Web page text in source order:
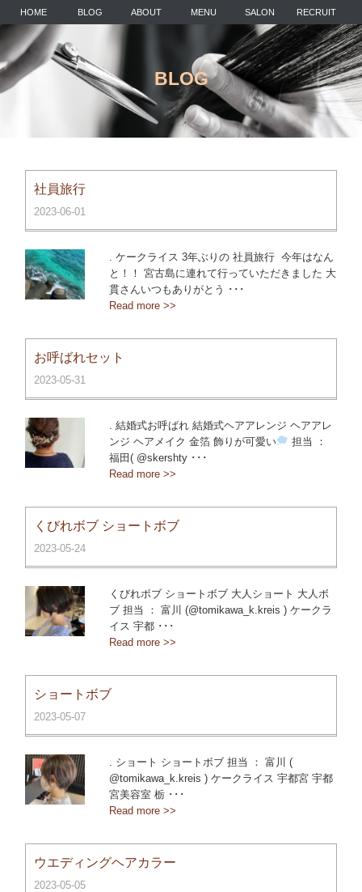
HOME BLOG ABOUT MENU SALON RECRUIT
BLOG
社員旅行 ︎
2023-06-01
. ケークライス 3年ぶりの 社員旅行 ︎ 今年はなん
と！！ 宮古島に連れて行っていただきました️‍ 大
貫さんいつもありがとう ･･･
Read more >>
お呼ばれセット
2023-05-31
. 結婚式お呼ばれ 結婚式ヘアアレンジ ヘアアレ
ンジ ヘアメイク 金箔 飾りが可愛い
担当 ：
福田( @skershty ･･･
Read more >>
くびれボブ ショートボブ
2023-05-24
くびれボブ ショートボブ 大人ショート 大人ボ
ブ 担当 ： 富川 (@tomikawa_k.kreis ) ケークラ
イス 宇都 ･･･
Read more >>
ショートボブ
2023-05-07
. ショート ショートボブ 担当 ： 富川 (
@tomikawa_k.kreis ) ケークライス 宇都宮 宇都
宮美容室 栃 ･･･
Read more >>
ウエディングヘアカラー
2023-05-05